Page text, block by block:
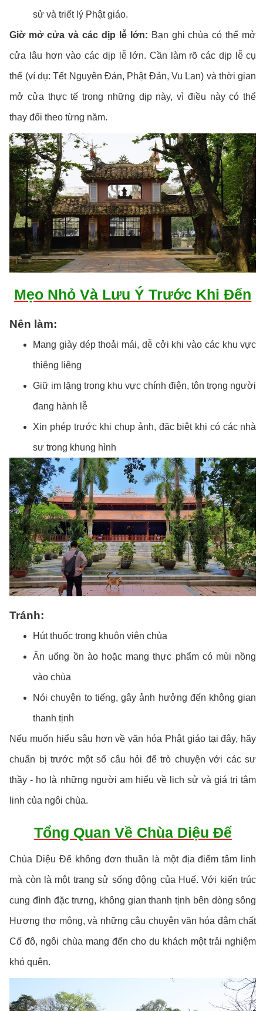
sử và triết lý Phật giáo.
Giờ mở cửa và các dịp lễ lớn: Bạn ghi chùa có thể mở
cửa lâu hơn vào các dịp lễ lớn. Cần làm rõ các dịp lễ cụ
thể (ví dụ: Tết Nguyên Đán, Phật Đản, Vu Lan) và thời gian
mở cửa thực tế trong những dịp này, vì điều này có thể
thay đổi theo từng năm.
Mẹo Nhỏ Và Lưu Ý Trước Khi Đến
Nên làm:
Mang giày dép thoải mái, dễ cởi khi vào các khu vực
thiêng liêng
Giữ im lặng trong khu vực chính điện, tôn trọng người
đang hành lễ
Xin phép trước khi chụp ảnh, đặc biệt khi có các nhà
sư trong khung hình
Tránh:
Hút thuốc trong khuôn viên chùa
Ăn uống ồn ào hoặc mang thực phẩm có mùi nồng
vào chùa
Nói chuyện to tiếng, gây ảnh hưởng đến không gian
thanh tịnh
Nếu muốn hiểu sâu hơn về văn hóa Phật giáo tại đây, hãy
chuẩn bị trước một số câu hỏi để trò chuyện với các sư
thầy - họ là những người am hiểu về lịch sử và giá trị tâm
linh của ngôi chùa.
Tổng Quan Về Chùa Diệu Đế
Chùa Diệu Đế không đơn thuần là một địa điểm tâm linh
mà còn là một trang sử sống động của Huế. Với kiến trúc
cung đình đặc trưng, không gian thanh tịnh bên dòng sông
Hương thơ mộng, và những câu chuyện văn hóa đậm chất
Cố đô, ngôi chùa mang đến cho du khách một trải nghiệm
khó quên.